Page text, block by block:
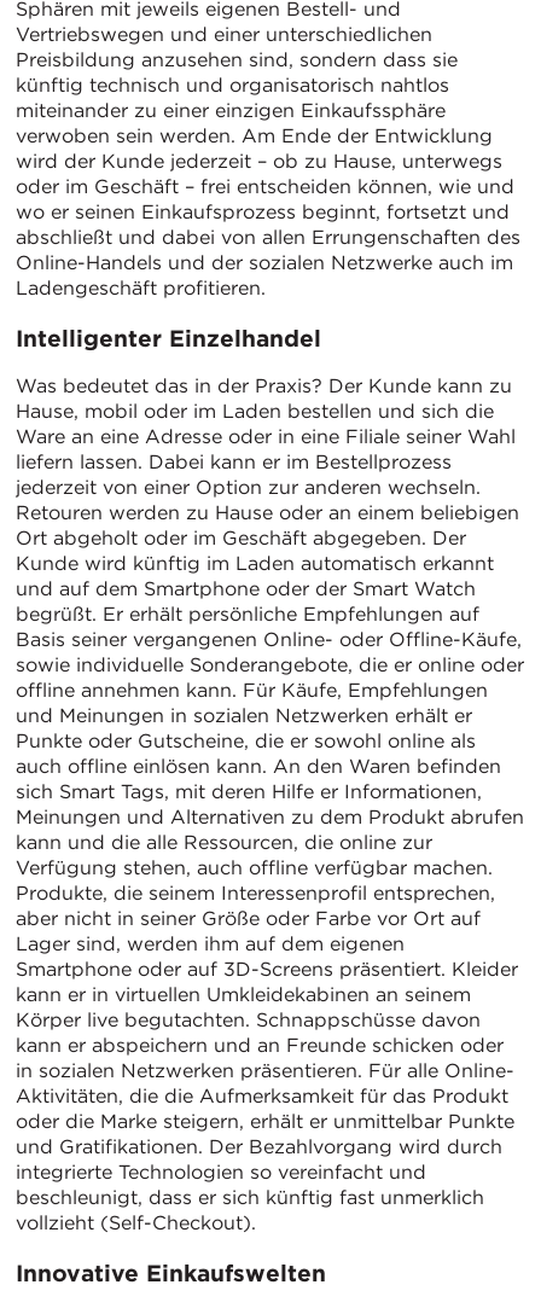
Sphären mit jeweils eigenen Bestell- und
Vertriebswegen und einer unterschiedlichen
Preisbildung anzusehen sind, sondern dass sie
künftig technisch und organisatorisch nahtlos
miteinander zu einer einzigen Einkaufssphäre
verwoben sein werden. Am Ende der Entwicklung
wird der Kunde jederzeit – ob zu Hause, unterwegs
oder im Geschäft – frei entscheiden können, wie und
wo er seinen Einkaufsprozess beginnt, fortsetzt und
abschließt und dabei von allen Errungenschaften des
Online-Handels und der sozialen Netzwerke auch im
Ladengeschäft profitieren.
Intelligenter Einzelhandel
Was bedeutet das in der Praxis? Der Kunde kann zu
Hause, mobil oder im Laden bestellen und sich die
Ware an eine Adresse oder in eine Filiale seiner Wahl
liefern lassen. Dabei kann er im Bestellprozess
jederzeit von einer Option zur anderen wechseln.
Retouren werden zu Hause oder an einem beliebigen
Ort abgeholt oder im Geschäft abgegeben. Der
Kunde wird künftig im Laden automatisch erkannt
und auf dem Smartphone oder der Smart Watch
begrüßt. Er erhält persönliche Empfehlungen auf
Basis seiner vergangenen Online- oder Offline-Käufe,
sowie individuelle Sonderangebote, die er online oder
offline annehmen kann. Für Käufe, Empfehlungen
und Meinungen in sozialen Netzwerken erhält er
Punkte oder Gutscheine, die er sowohl online als
auch offline einlösen kann. An den Waren befinden
sich Smart Tags, mit deren Hilfe er Informationen,
Meinungen und Alternativen zu dem Produkt abrufen
kann und die alle Ressourcen, die online zur
Verfügung stehen, auch offline verfügbar machen.
Produkte, die seinem Interessenprofil entsprechen,
aber nicht in seiner Größe oder Farbe vor Ort auf
Lager sind, werden ihm auf dem eigenen
Smartphone oder auf 3D-Screens präsentiert. Kleider
kann er in virtuellen Umkleidekabinen an seinem
Körper live begutachten. Schnappschüsse davon
kann er abspeichern und an Freunde schicken oder
in sozialen Netzwerken präsentieren. Für alle Online-
Aktivitäten, die die Aufmerksamkeit für das Produkt
oder die Marke steigern, erhält er unmittelbar Punkte
und Gratifikationen. Der Bezahlvorgang wird durch
integrierte Technologien so vereinfacht und
beschleunigt, dass er sich künftig fast unmerklich
vollzieht (Self-Checkout).
Innovative Einkaufswelten